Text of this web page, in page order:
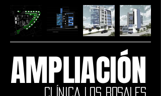
CLÍNICA LOS ROSALES
AMPLIACIÓN